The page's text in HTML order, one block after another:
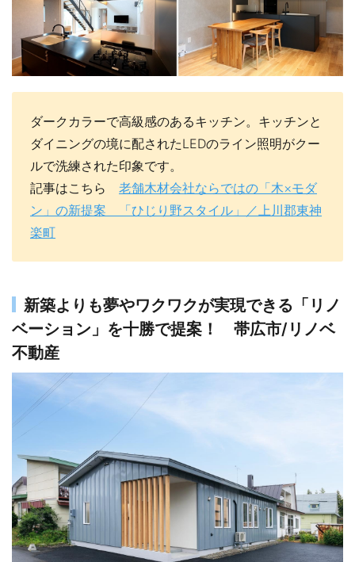
ダークカラーで高級感のあるキッチン。キッチンと
ダイニングの境に配されたLEDのライン照明がクー
ルで洗練された印象です。
記事はこちら 老舗木材会社ならではの「木×モダ
ン」の新提案 「ひじり野スタイル」／上川郡東神
楽町
新築よりも夢やワクワクが実現できる「リノ
ベーション」を十勝で提案！ 帯広市/リノベ
不動産